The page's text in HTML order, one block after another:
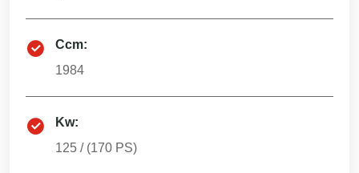
Ccm:
1984
Kw:
125 / (170 PS)